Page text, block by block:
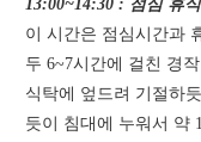
13:00~14:30 : 점심 휴
이 시간은 점심시간과
두 6~7시간에 걸친 경
식탁에 엎드려 기절하
듯이 침대에 누워서 약